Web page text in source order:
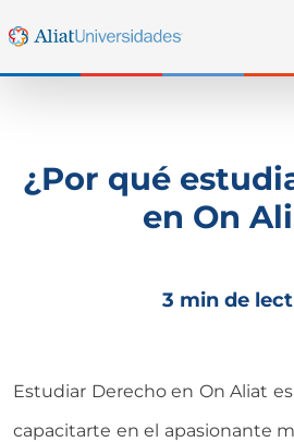
¿Por qué
en On
3 min de
Estudiar Derecho en On Aliat
capacitarte en el apasionante